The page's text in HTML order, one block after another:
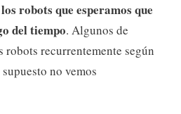
robots que esperamos que
del tiempo. Algunos de
recurrentemente según
no vemos